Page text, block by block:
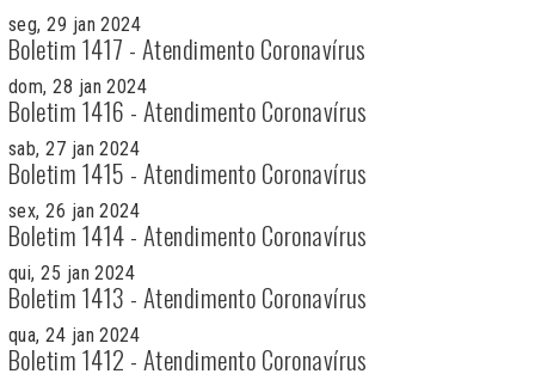
seg, 29 jan 2024
Boletim 1417 - Atendimento Coronavírus
dom, 28 jan 2024
Boletim 1416 - Atendimento Coronavírus
sab, 27 jan 2024
Boletim 1415 - Atendimento Coronavírus
sex, 26 jan 2024
Boletim 1414 - Atendimento Coronavírus
qui, 25 jan 2024
Boletim 1413 - Atendimento Coronavírus
qua, 24 jan 2024
Boletim 1412 - Atendimento Coronavírus